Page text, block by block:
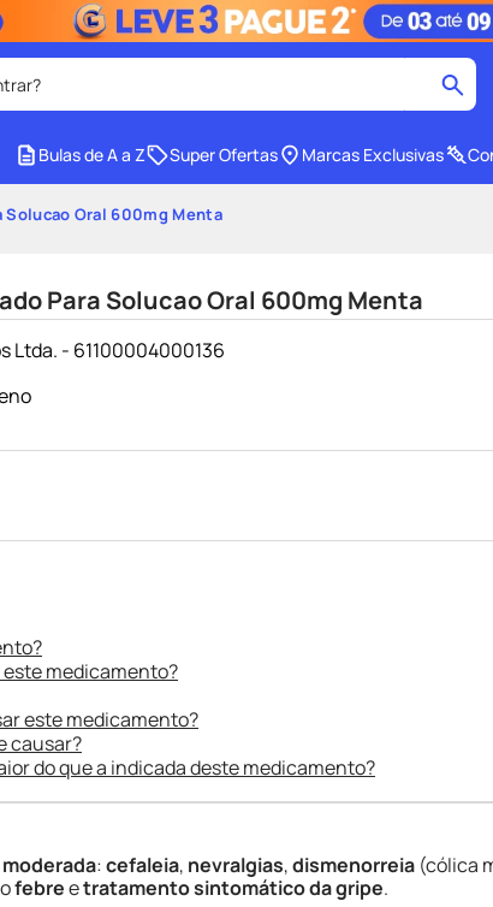
4º shampoo
8º protetor solar
Bulas de A a Z Super Ofertas Marcas Exclusivas
Solucao Oral 600mg Menta
Para Solucao Oral 600mg Menta
Ltda. - 61100004000136
medicamento?
este medicamento?
causar?
do que a indicada deste medicamento?
:cefaleia, nevralgias,dismenorreia (cólica
febreetratamento sintomático da gripe.